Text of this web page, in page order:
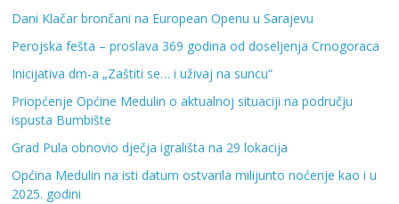
Dani Klačar brončani na European Openu u Sarajevu
Perojska fešta – proslava 369 godina od doseljenja Crnogoraca
Inicijativa dm-a „Zaštiti se… i uživaj na suncu“
Priopćenje Općine Medulin o aktualnoj situaciji na području
ispusta Bumbište
Grad Pula obnovio dječja igrališta na 29 lokacija
Općina Medulin na isti datum ostvarila milijunto noćenje kao i u
2025. godini